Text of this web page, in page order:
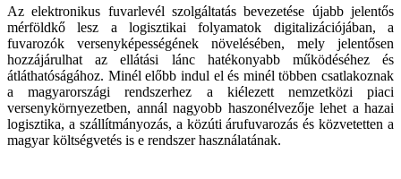
Az elektronikus fuvarlevél szolgáltatás bevezetése újabb jelentős
mérföldkő lesz a logisztikai folyamatok digitalizációjában, a
fuvarozók versenyképességének növelésében, mely jelentősen
hozzájárulhat az ellátási lánc hatékonyabb működéséhez és
átláthatóságához. Minél előbb indul el és minél többen csatlakoznak
a magyarországi rendszerhez a kiélezett nemzetközi piaci
versenykörnyezetben, annál nagyobb haszonélvezője lehet a hazai
logisztika, a szállítmányozás, a közúti árufuvarozás és közvetetten a
magyar költségvetés is e rendszer használatának.